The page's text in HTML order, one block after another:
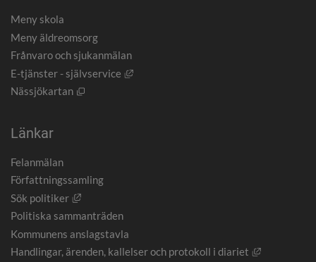
Meny skola
Meny äldreomsorg
Frånvaro och sjukanmälan
E-tjänster - självservice
Länk till annan webbplats, öppnas i
Nässjökartan
Öppnas i nytt fönster.
Länkar
Felanmälan
Författningssamling
Sök politiker
Länk till annan webbplats, öppnas i nytt fönster.
Politiska sammanträden
Kommunens anslagstavla
Handlingar, ärenden, kallelser och protokoll i diariet
Länk till